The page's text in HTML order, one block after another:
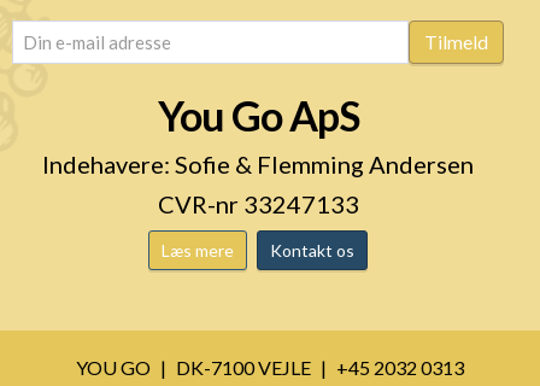
email (Påkrævet) Tilmeld
You Go ApS
Indehavere: Sofie & Flemming Andersen
CVR-nr 33247133
Læs mere Kontakt os
YOU GO DK-7100 VEJLE
+45 2032 0313